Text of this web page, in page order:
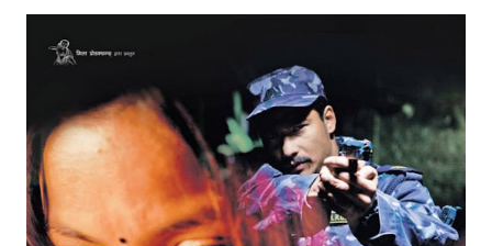
भिजीफाईले अटोमेटिक रुपमा केही मिनेट भित्रैमा तपाईको ट्विटहरुको
फलोमी भिडियो तयार पारिदिन्छ । भिडियो तयार भइसकेपछि,
आवश्यकता अनुसार आफूले सम्पादन पनि गर्न मिल्छ । Hey
@KakaBaa , @Lohsirk , @anantabrt , you've got a
starring role in my video: https://t.co/wL9iSnup1a
#FollowMe #Vizify — Aakar Anil (@aakarpost) June
13, 2013 फरक प्रसंग हिजो देखि ट्विटरले ट्विटर एनालिटिक्स सबैको